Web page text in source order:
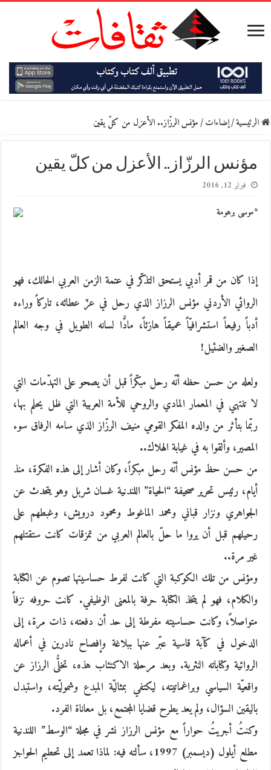
الرئيسية/إضاءات/مؤنس الرزّاز.. الأعزل من كلّ يقين
مؤنس الرزّاز.. الأعزل من كلّ يقين
فبراير 12, 2016
*موسى برهومة
إذا كان من قمر أدبي يستحق التذكّر في عتمة الزمن العربي الحالك، فهو
الروائي الأردني مؤنس الرزاز الذي رحل في عزّ عطائه، تاركاً وراءه
أدباً رفيعاً استشرافيّاً عميقاً هازئاً، مادًّا لسانه الطويل في وجه العالم
الصغير والضئيل!
ولعله من حسن حظه أنّه رحل مبكّراً قبل أن يصحو على التهدّمات التي
لا تنتهي في المعمار المادي والروحي للأمة العربية التي ظل يحلم بها،
ربّما بتأثر من والده المفكر القومي منيف الرزّاز الذي سامه الرفاق سوء
المصير، وألقوا به في غيابة الهلاك..
من حسن حظ مؤنس أنّه رحل مبكراً، وكان أشار إلى هذه الفكرة، منذ
أيام، رئيس تحرير صحيفة “الحياة” اللندنية غسان شربل وهو يتحدث عن
الجواهري ونزار قباني ومحمد الماغوط ومحمود درويش، وغبطهم على
رحيلهم قبل أن يروا ما حلّ بالعالم العربي من تمزقات كانت ستقتلهم
غير مرة..
ومؤنس من تلك الكوكبة التي كانت لفرط حساسيتها تصوم عن الكتابة
والكلام، فهو لم يتخذ الكتابة حرفة بالمعنى الوظيفي. كانت حروفه نزفاً
متواصلاً، وكانت حساسيته مفرطة إلى حد أن دفعته، ذات مرة، إلى
الدخول في كآبة قاسية عبّر عنها ببلاغة وإفصاح نادرين في أعماله
الروائية وكتاباته النثرية. وبعد مرحلة الاكتئاب هذه، تخلّْى الرزاز عن
واقعيّة السياسي وبراغماتيته، ليكتفي بمثاليّة المبدع وشموليّته، واستبدل
باليقين السؤال، ولم يعد يطرح قضايا المجتمع، بل معاناة الفرد.
وكنتُ أجريتُ حواراً مع مؤنس الرزاز نشر في مجلة “الوسط” اللندنية
مطلع أيلول (ديسمبر) 1997، سألته فيه: لماذا تعمد إلى تحطيم الحواجز